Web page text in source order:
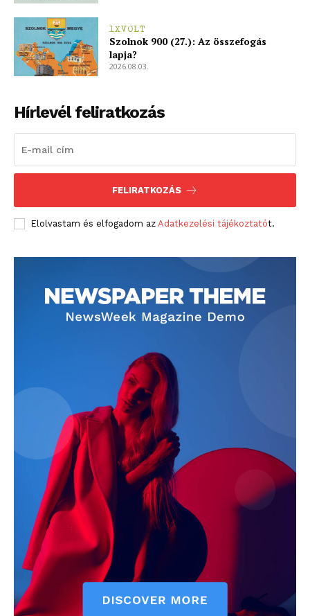
1XVOLT
Szolnok 900 (27.): Az összefogás
lapja?
2026.08.03.
Hírlevél feliratkozás
FELIRATKOZÁS
Elolvastam és elfogadom az Adatkezelési tájékoztatót.